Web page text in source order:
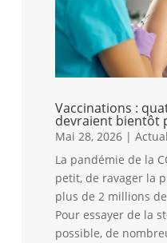
Vaccinations :
devraient bientôt
Mai 28, 2026|
La pandémie de la
petit, de ravager la
plus de 2 millions
Pour essayer de la
possible, de